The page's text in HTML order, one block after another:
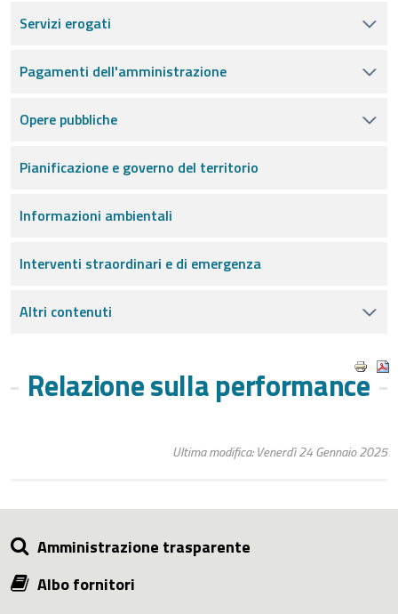
Servizi erogati
Pagamenti dell'amministrazione
Opere pubbliche
Pianificazione e governo del territorio
Informazioni ambientali
Interventi straordinari e di emergenza
Altri contenuti
Relazione sulla performance
Ultima modifica: Venerdì 24 Gennaio 2025
Amministrazione trasparente
Albo fornitori